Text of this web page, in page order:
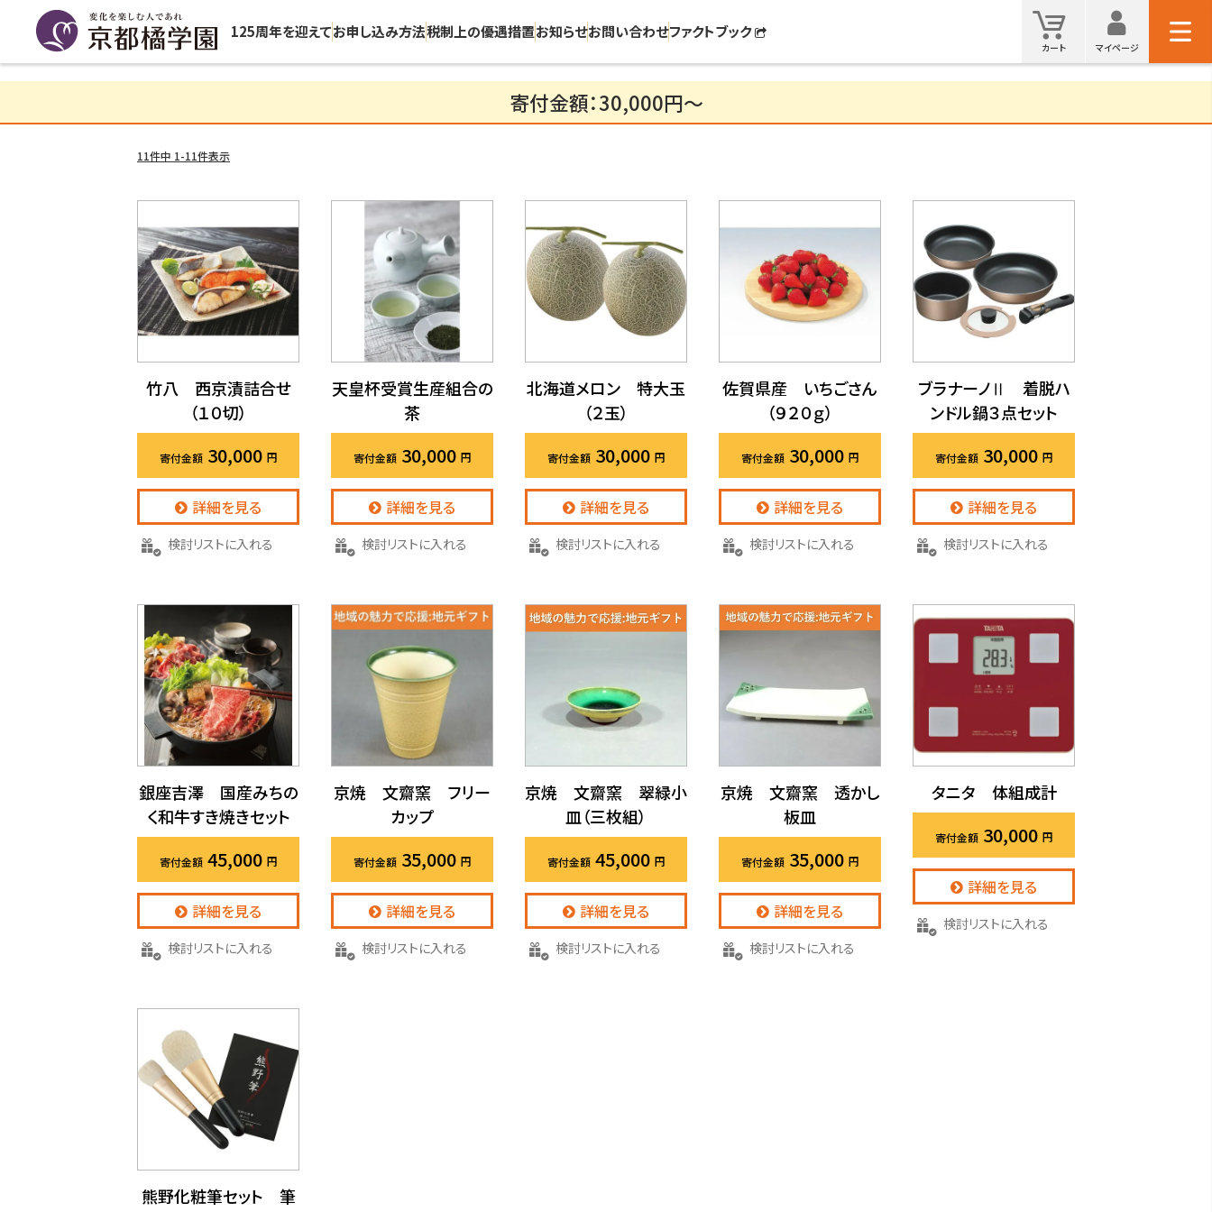
125周年を迎えてお申し込み方法税制上の優遇措置お知らせお問い合わせファクトブック カート
カート
マイ
マイページ
寄付金額：30,000円～
11件中 1-11件表示
竹八 西京漬詰合せ
（１０切）
30,000
詳細を見る
検討リストに入れる
天皇杯受賞生産組合の
茶
30,000
詳細を見る
検討リストに入れる
北海道メロン 特大玉
（２玉）
30,000
詳細を見る
検討リストに入れる
佐賀県産 いちごさん
（９２０ｇ）
30,000
詳細を見る
検討リストに入れる
ブラナーノⅡ 着脱ハ
ンドル鍋３点セット
30,000
詳細を見る
検討リストに入れる
銀座吉澤 国産みちの
く和牛すき焼きセット
45,000
詳細を見る
検討リストに入れる
京焼 文齋窯 フリー
カップ
35,000
詳細を見る
検討リストに入れる
京焼 文齋窯 翠緑小
皿（三枚組）
45,000
詳細を見る
検討リストに入れる
京焼 文齋窯 透かし
板皿
35,000
詳細を見る
検討リストに入れる
タニタ 体組成計
30,000
詳細を見る
検討リストに入れる
熊野化粧筆セット 筆